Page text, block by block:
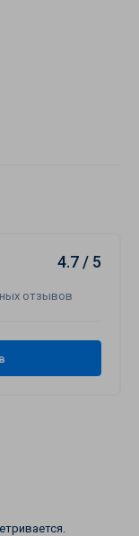
4.7 / 5
отзывов